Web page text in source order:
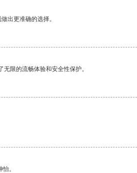
出更准确的选择。
限的流畅体验和安全性保护。
。